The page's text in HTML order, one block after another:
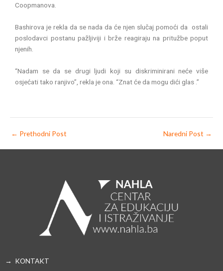
Coopmanova.
Bashirova je rekla da se nada da će njen slučaj pomoći da ostali
poslodavci postanu pažljiviji i brže reagiraju na pritužbe poput
njenih.
“Nadam se da se drugi ljudi koji su diskriminirani neće više
osjećati tako ranjivo”, rekla je ona. “Znat će da mogu dići glas .”
← Prethodni Post Naredni Post →
→ KONTAKT